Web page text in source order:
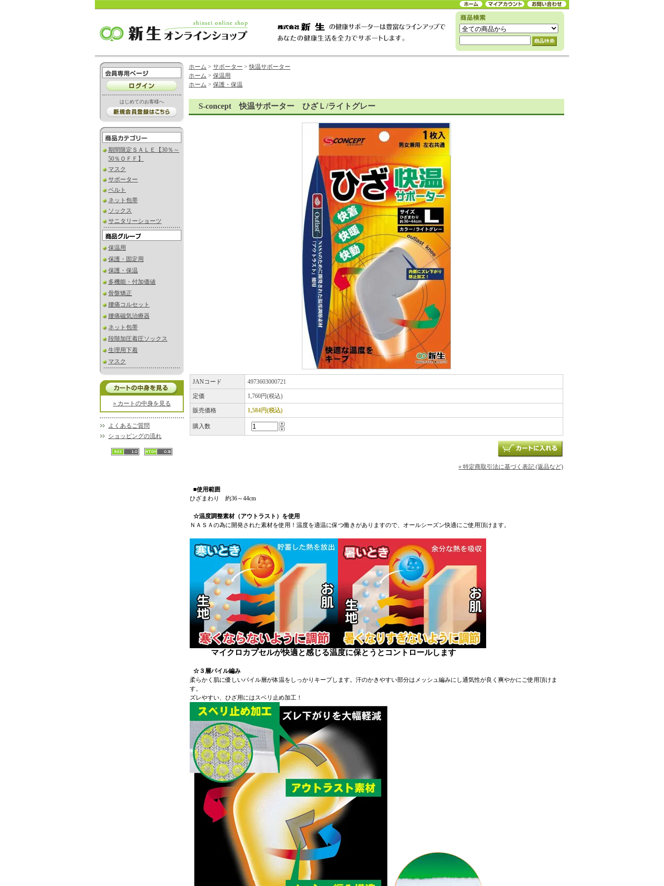
はじめてのお客様へ
期間限定ＳＡＬＥ【30％～
50％ＯＦＦ】
マスク
サポーター
ベルト
ネット包帯
ソックス
サニタリーショーツ
保温用
保護・固定用
保護・保温
多機能・付加価値
骨盤矯正
腰痛コルセット
腰痛磁気治療器
ネット包帯
段階加圧着圧ソックス
生理用下着
マスク
» カートの中身を見る
よくあるご質問
ショッピングの流れ
ホーム > サポーター >快温サポーター
ホーム > 保温用
ホーム > 保護・保温
S-concept 快温サポーター ひざＬ/ライトグレー
JANコード 4973603000721
定価 1,760円(税込)
販売価格 1,584円(税込)
購入数
» 特定商取引法に基づく表記 (返品など)
■使用範囲
ひざまわり 約36～44cm
☆温度調整素材（アウトラスト）を使用
ＮＡＳＡの為に開発された素材を使用！温度を適温に保つ働きがありますので、オールシーズン快適にご使用頂けます。
マイクロカプセルが快適と感じる温度に保とうとコントロールします
☆３層パイル編み
柔らかく肌に優しいパイル層が体温をしっかりキープします。汗のかきやすい部分はメッシュ編みにし通気性が良く爽やかにご使用頂けま
す。
ズレやすい、ひざ用にはスベリ止め加工！